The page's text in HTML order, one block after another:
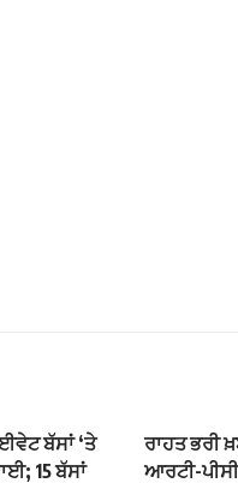
ਬੱਸਾਂ ‘ਤੇ
15 ਬੱਸਾਂ
ਰਾਹਤ ਭਰੀ
ਆਰਟੀ-